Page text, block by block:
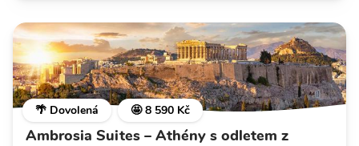
🌴 Dovolená 🤩 8 590 Kč
Ambrosia Suites – Athény s odletem z